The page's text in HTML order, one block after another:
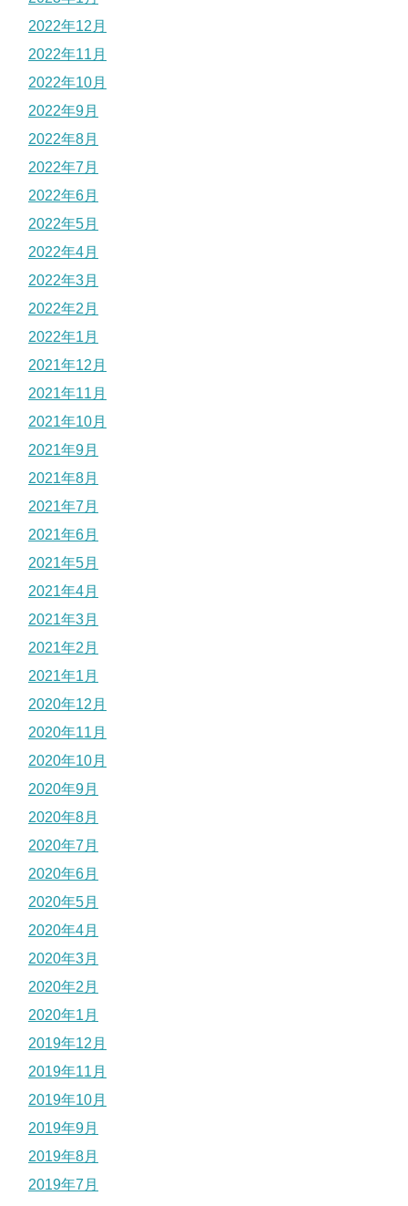
2022年12月
2022年11月
2022年10月
2022年9月
2022年8月
2022年7月
2022年6月
2022年5月
2022年4月
2022年3月
2022年2月
2022年1月
2021年12月
2021年11月
2021年10月
2021年9月
2021年8月
2021年7月
2021年6月
2021年5月
2021年4月
2021年3月
2021年2月
2021年1月
2020年12月
2020年11月
2020年10月
2020年9月
2020年8月
2020年7月
2020年6月
2020年5月
2020年4月
2020年3月
2020年2月
2020年1月
2019年12月
2019年11月
2019年10月
2019年9月
2019年8月
2019年7月